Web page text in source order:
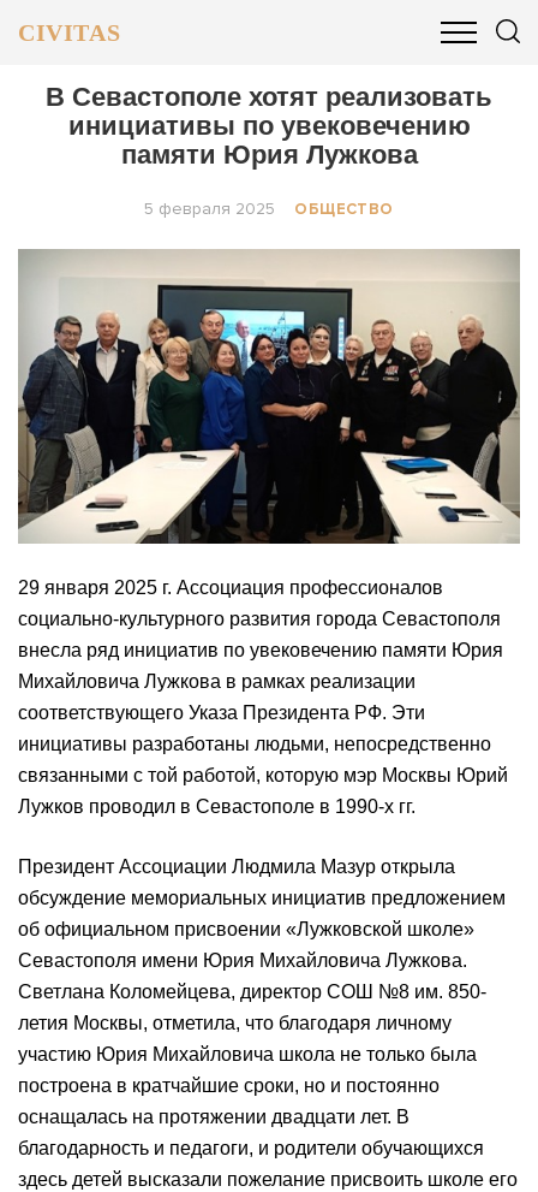
CIVITAS
ОБЩЕСТВО БИЗНЕС И ФИНАНСЫ
В Севастополе хотят реализовать
инициативы по увековечению
памяти Юрия Лужкова
5 февраля 2025 ОБЩЕСТВО
29 января 2025 г. Ассоциация профессионалов
социально-культурного развития города Севастополя
внесла ряд инициатив по увековечению памяти Юрия
Михайловича Лужкова в рамках реализации
соответствующего Указа Президента РФ. Эти
инициативы разработаны людьми, непосредственно
связанными с той работой, которую мэр Москвы Юрий
Лужков проводил в Севастополе в 1990-х гг.
Президент Ассоциации Людмила Мазур открыла
обсуждение мемориальных инициатив предложением
об официальном присвоении «Лужковской школе»
Севастополя имени Юрия Михайловича Лужкова.
Светлана Коломейцева, директор СОШ №8 им. 850-
летия Москвы, отметила, что благодаря личному
участию Юрия Михайловича школа не только была
построена в кратчайшие сроки, но и постоянно
оснащалась на протяжении двадцати лет. В
благодарность и педагоги, и родители обучающихся
здесь детей высказали пожелание присвоить школе его